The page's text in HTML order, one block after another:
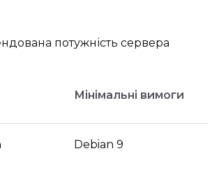
потужність сервера
Мінімальні вимоги
Debian 9